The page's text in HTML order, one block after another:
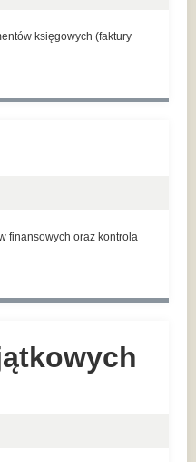
księgowych (faktury
finansowych oraz kontrola